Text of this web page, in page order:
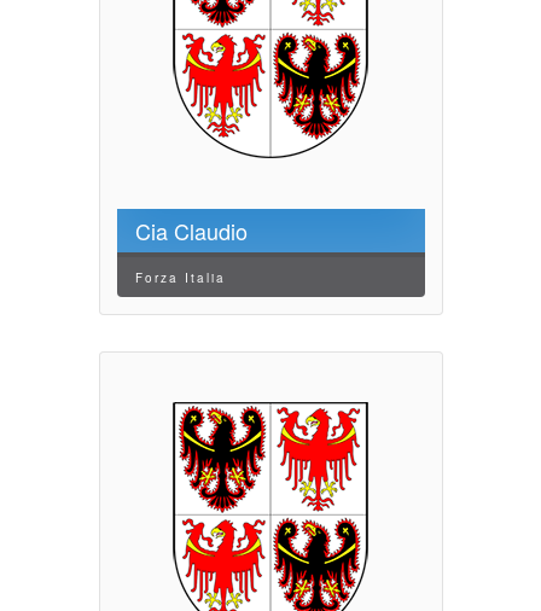
Cia Claudio
Forza Italia